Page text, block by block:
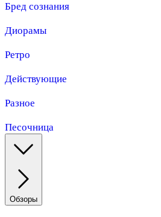
Бред сознания
Диорамы
Ретро
Действующие
Разное
Песочница
Обзоры